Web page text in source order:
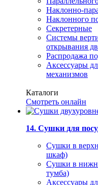
Наклонно-
Наклонного
Секретерные
Системы
открывания
Распродажа
Аксессуары
механизмов
Каталоги
Смотреть онлайн
14. Сушки для
Сушки в
шкаф)
Сушки в
тумба)
Аксессуары